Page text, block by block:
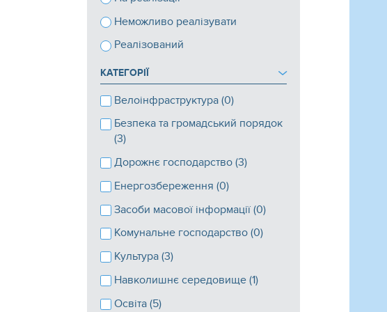
Неможливо реалізувати
Реалізований
КАТЕГОРІЇ
Велоінфраструктура (0)
Безпека та громадський порядок
(3)
Дорожнє господарство (3)
Енергозбереження (0)
Засоби масової інформації (0)
Комунальне господарство (0)
Культура (3)
Навколишнє середовище (1)
Освіта (5)